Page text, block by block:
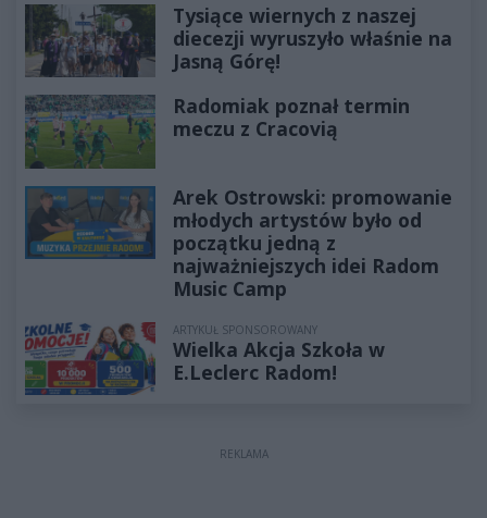
Tysiące wiernych z naszej
diecezji wyruszyło właśnie na
Jasną Górę!
Radomiak poznał termin
meczu z Cracovią
Arek Ostrowski: promowanie
młodych artystów było od
początku jedną z
najważniejszych idei Radom
Music Camp
ARTYKUŁ SPONSOROWANY
Wielka Akcja Szkoła w
E.Leclerc Radom!
REKLAMA